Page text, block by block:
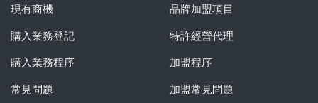
現有商機
購入業務登記
購入業務程序
常見問題
品牌加盟項目
特許經營代理
加盟程序
加盟常見問題